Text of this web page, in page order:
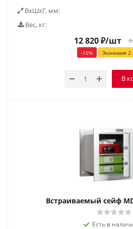
ВxШxГ, мм:
Вес, кг:
12 820₽/шт
-15% Экономия 2
В
Встраиваемый сейф
Есть в